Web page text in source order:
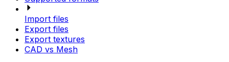
Import files
Export files
Export textures
CAD vs Mesh